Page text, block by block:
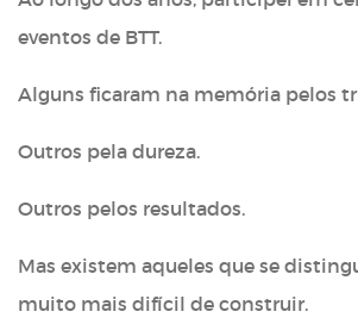
eventos de BTT.
Alguns ficaram na memória pelos
Outros pela dureza.
Outros pelos resultados.
Mas existem aqueles que se
muito mais difícil de construir.